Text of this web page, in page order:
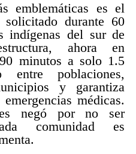
emblemáticas es el
durante 60
indígenas del sur de
ahora en
minutos a solo 1.5
poblaciones,
y garantiza
médicas.
negó por no ser
comunidad es